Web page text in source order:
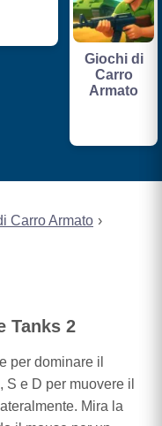
Carro Armato
Tanks 2
per dominare il
S e D per muovere il
Mira la
Giochi di
Carro
Armato